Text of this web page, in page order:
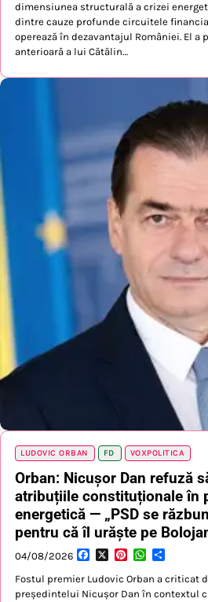
dimensiunea structurală a crizei
dintre cauze profunde circuitele
operează în dezavantajul României. El a
anterioară a lui Cătălin…
LUDOVIC ORBAN FD VOXPOLITICA
Orban: Nicușor Dan refuză
atribuțiile constituționale în
energetică — „PSD se
pentru că îl urăște pe
04/08/2026 Facebook
X PinterestWhatsApp
Fostul premier Ludovic Orban a criticat
președintelui Nicușor Dan în contextul